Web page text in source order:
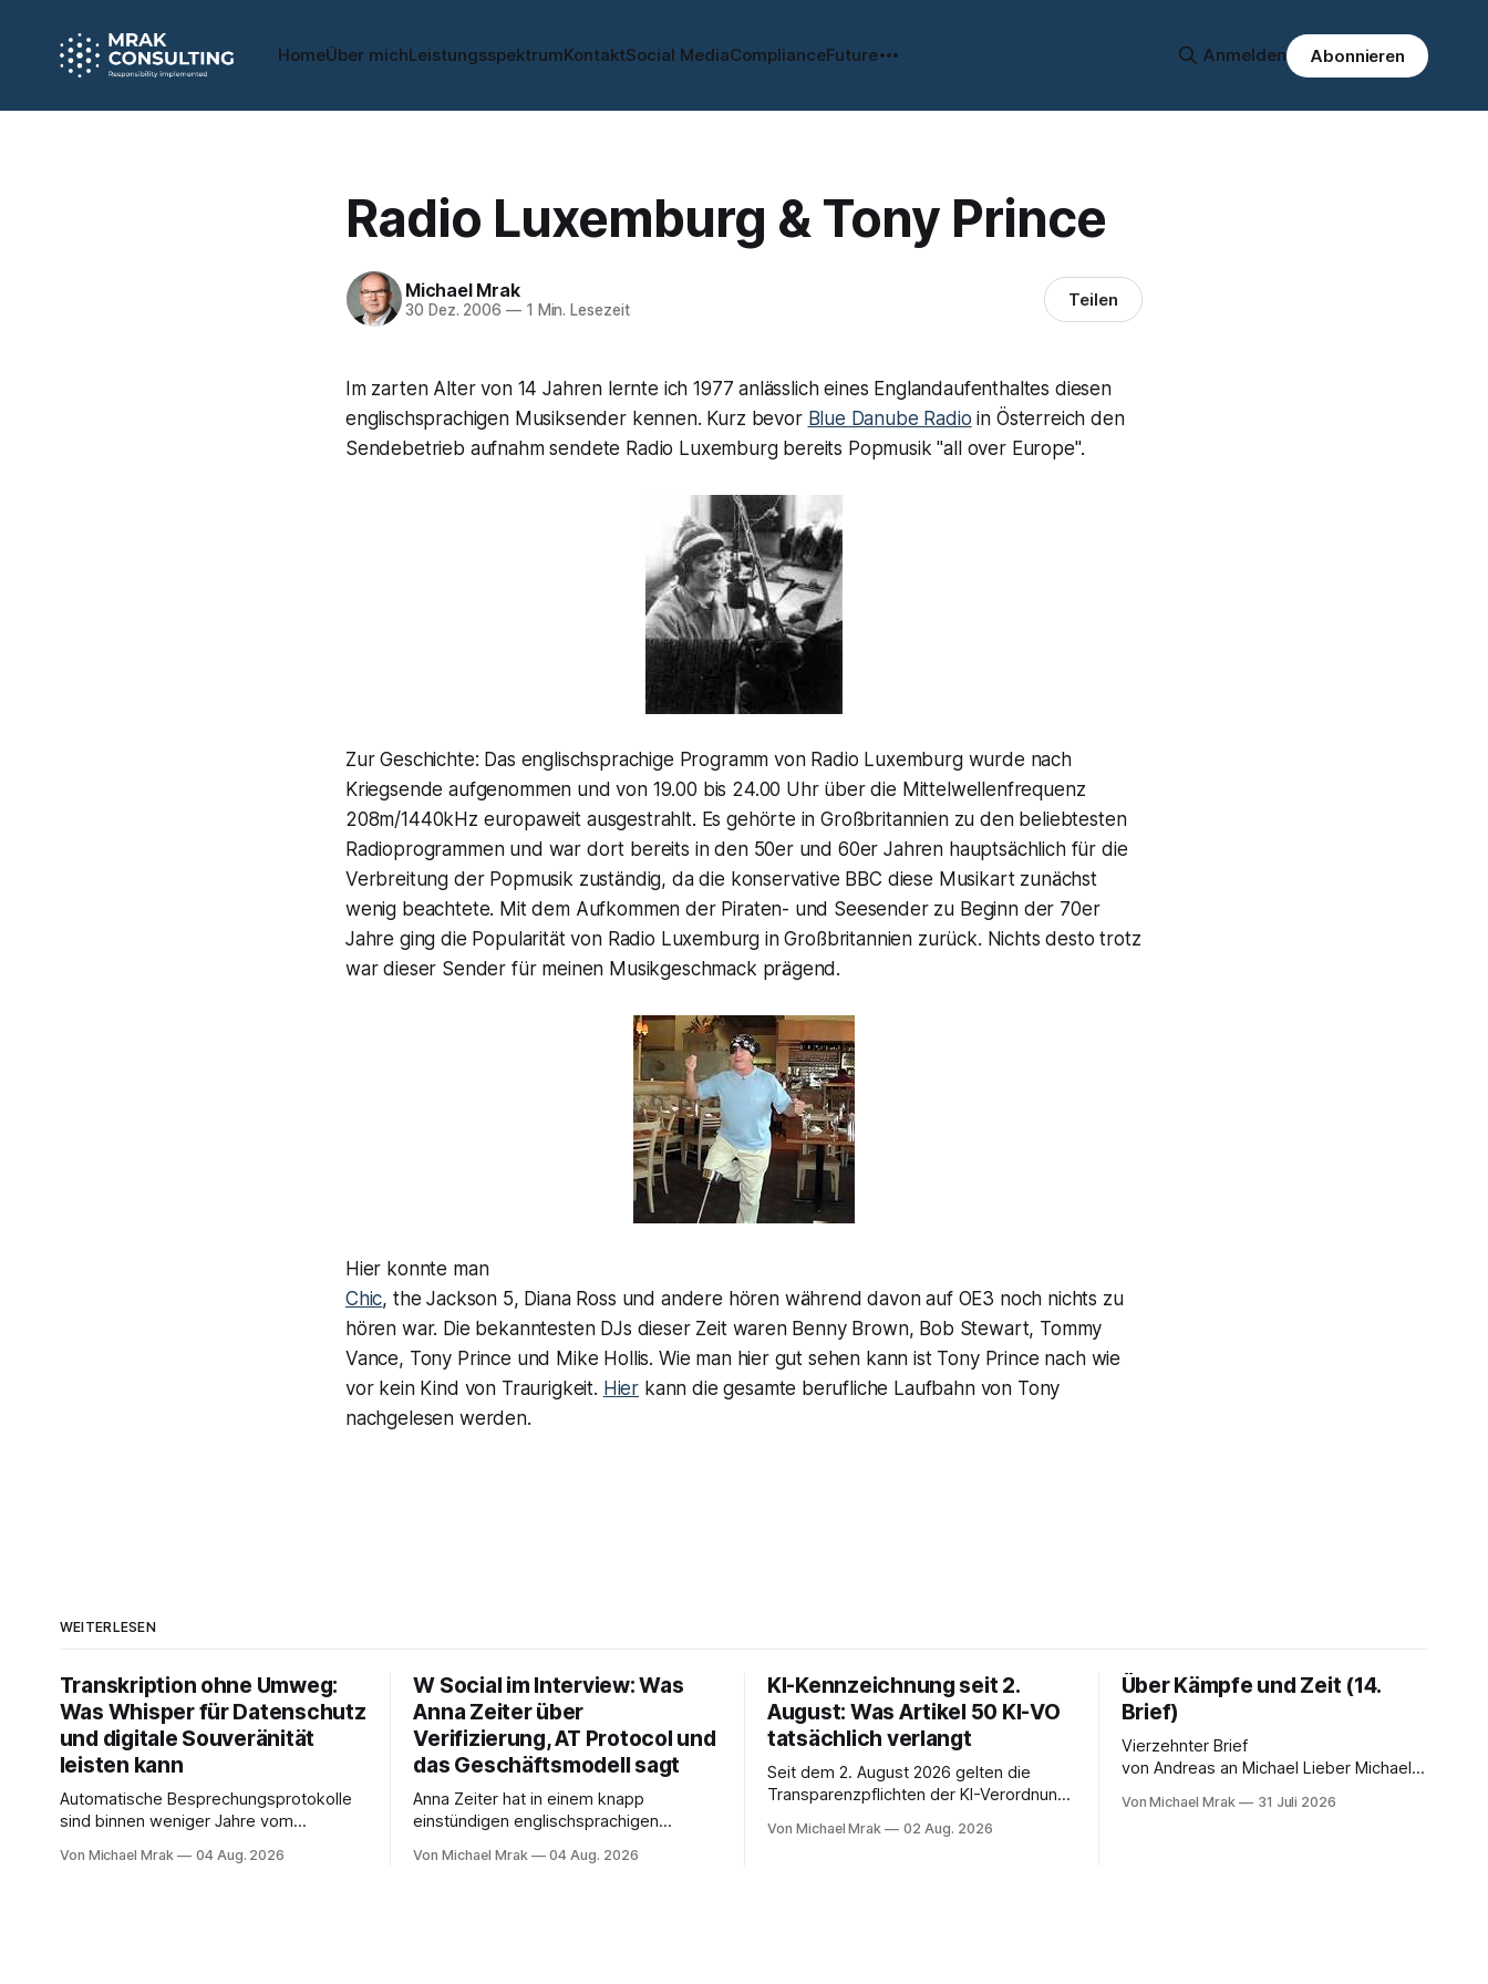
HomeÜber michLeistungsspektrumKontaktSocial MediaComplianceFuture Anmelden Abonnieren
Radio Luxemburg & Tony Prince
Michael Mrak
30 Dez. 2006 —1 Min. Lesezeit Teilen
Im zarten Alter von 14 Jahren lernte ich 1977 anlässlich eines Englandaufenthaltes diesen
englischsprachigen Musiksender kennen. Kurz bevor Blue Danube Radio in Österreich den
Sendebetrieb aufnahm sendete Radio Luxemburg bereits Popmusik "all over Europe".
Zur Geschichte: Das englischsprachige Programm von Radio Luxemburg wurde nach
Kriegsende aufgenommen und von 19.00 bis 24.00 Uhr über die Mittelwellenfrequenz
208m/1440kHz europaweit ausgestrahlt. Es gehörte in Großbritannien zu den beliebtesten
Radioprogrammen und war dort bereits in den 50er und 60er Jahren hauptsächlich für die
Verbreitung der Popmusik zuständig, da die konservative BBC diese Musikart zunächst
wenig beachtete. Mit dem Aufkommen der Piraten- und Seesender zu Beginn der 70er
Jahre ging die Popularität von Radio Luxemburg in Großbritannien zurück. Nichts desto trotz
war dieser Sender für meinen Musikgeschmack prägend.
Hier konnte man
Chic, the Jackson 5, Diana Ross und andere hören während davon auf OE3 noch nichts zu
hören war. Die bekanntesten DJs dieser Zeit waren Benny Brown, Bob Stewart, Tommy
Vance, Tony Prince und Mike Hollis. Wie man hier gut sehen kann ist Tony Prince nach wie
vor kein Kind von Traurigkeit. Hier kann die gesamte berufliche Laufbahn von Tony
nachgelesen werden.
WEITERLESEN
Transkription ohne Umweg:
Was Whisper für Datenschutz
und digitale Souveränität
leisten kann
Automatische Besprechungsprotokolle
sind binnen weniger Jahre vom
Bot sitzt im Videocall, zeichnet auf,
Von Michael Mrak 04 Aug. 2026
W Social im Interview: Was
Anna Zeiter über
Verifizierung, AT Protocol und
das Geschäftsmodell sagt
Anna Zeiter hat in einem knapp
einstündigen englischsprachigen
Start von W Social gesprochen. Sie ist
Von Michael Mrak 04 Aug. 2026
KI-Kennzeichnung seit 2.
August: Was Artikel 50 KI-VO
tatsächlich verlangt
Seit dem 2. August 2026 gelten die
Transparenzpflichten der KI-Verordnung.
Postings liest man dazu einen Satz, der
Von Michael Mrak 02 Aug. 2026
Über Kämpfe und Zeit (14.
Brief)
Vierzehnter Brief
von Andreas an Michael Lieber Michael,
bisher. Du fragst, ob der Planet am Ende
Von Michael Mrak 31 Juli 2026